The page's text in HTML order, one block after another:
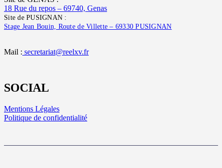
18 Rue du repos – 69740, Genas
Site de PUSIGNAN :
Stage Jean Bouin, Route de Villette – 69330 PUSIGNAN
Mail : secretariat@reelxv.fr
SOCIAL
Mentions Légales
Politique de confidentialité